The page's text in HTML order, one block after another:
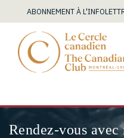
ABONNEMENT À
Rendez-vous avec